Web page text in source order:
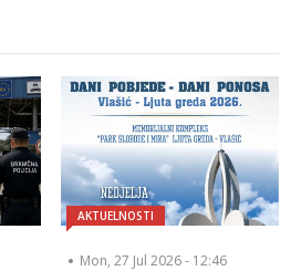
AKTUELNOSTI
Mon, 27 Jul 2026 - 12:46